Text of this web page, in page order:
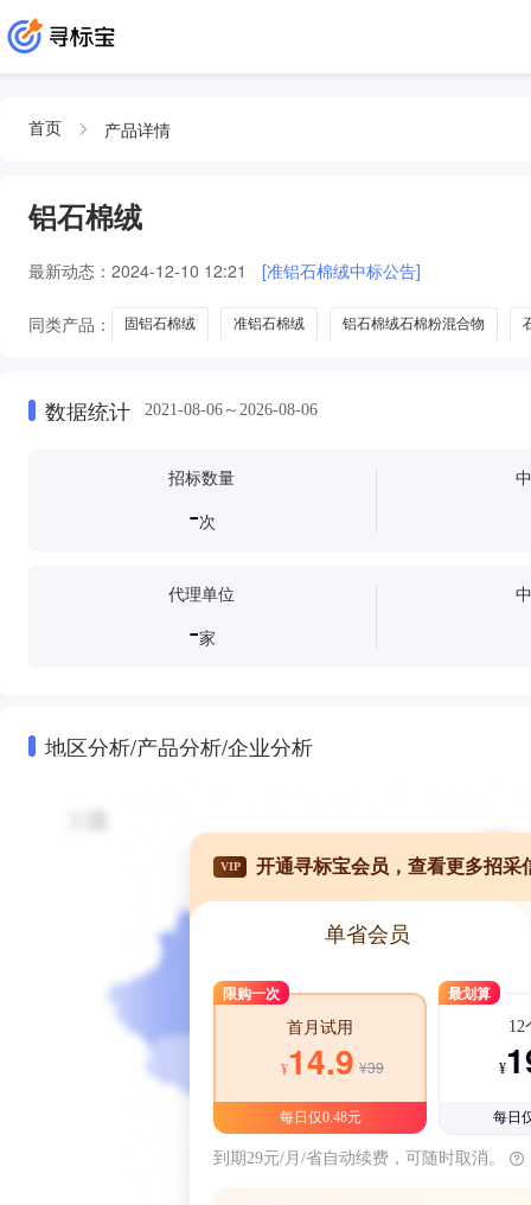
首页 产品详情
铝石棉绒
最新动态： 2024-12-10 12:21 [准铝石棉绒中标公告]
同类产品： 固铝石棉绒 准铝石棉绒 铝石棉绒石棉粉混合物
数据统计 2021-08-06～2026-08-06
招标数量
-次
代理单位
-家
地区分析/产品分析/企业分析
VIP 开通寻标宝会员，查看更多招采
单省会员
限购一次
首月试用
¥14.9 ¥39
每日仅0.48元
最划算
12
¥
每日
到期29元/月/省自动续费，可随时取消。